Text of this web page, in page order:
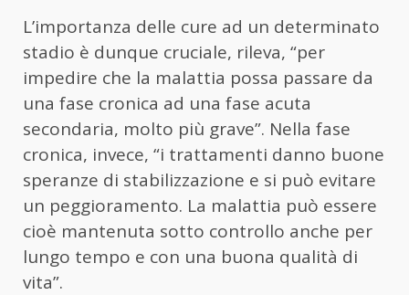
L’importanza delle cure ad un determinato
stadio è dunque cruciale, rileva, “per
impedire che la malattia possa passare da
una fase cronica ad una fase acuta
secondaria, molto più grave”. Nella fase
cronica, invece, “i trattamenti danno buone
speranze di stabilizzazione e si può evitare
un peggioramento. La malattia può essere
cioè mantenuta sotto controllo anche per
lungo tempo e con una buona qualità di
vita”.